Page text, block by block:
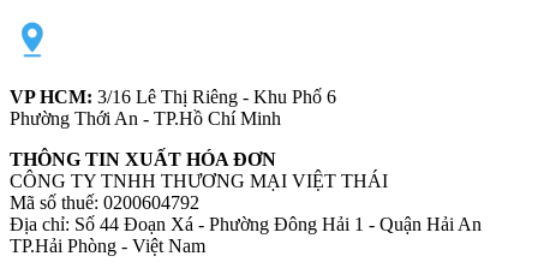
VP HCM: 3/16 Lê Thị Riêng - Khu Phố 6
Phường Thới An - TP.Hồ Chí Minh
THÔNG TIN XUẤT HÓA ĐƠN
CÔNG TY TNHH THƯƠNG MẠI VIỆT THÁI
Mã số thuế: 0200604792
Địa chỉ: Số 44 Đoạn Xá - Phường Đông Hải 1 - Quận Hải An
TP.Hải Phòng - Việt Nam